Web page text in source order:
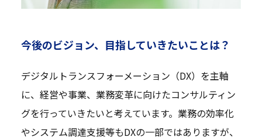
今後のビジョン、目指していきたいことは？
デジタルトランスフォーメーション（DX）を主軸
に、経営や事業、業務変革に向けたコンサルティン
グを行っていきたいと考えています。業務の効率化
やシステム調達支援等もDXの一部ではありますが、